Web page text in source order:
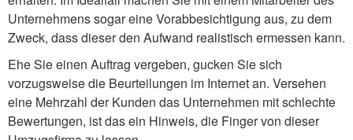
Unternehmens sogar eine Vorabbesichtigung aus, zu dem
Zweck, dass dieser den Aufwand realistisch ermessen kann.
Ehe Sie einen Auftrag vergeben, gucken Sie sich
vorzugsweise die Beurteilungen im Internet an. Versehen
eine Mehrzahl der Kunden das Unternehmen mit schlechte
Bewertungen, ist das ein Hinweis, die Finger von dieser